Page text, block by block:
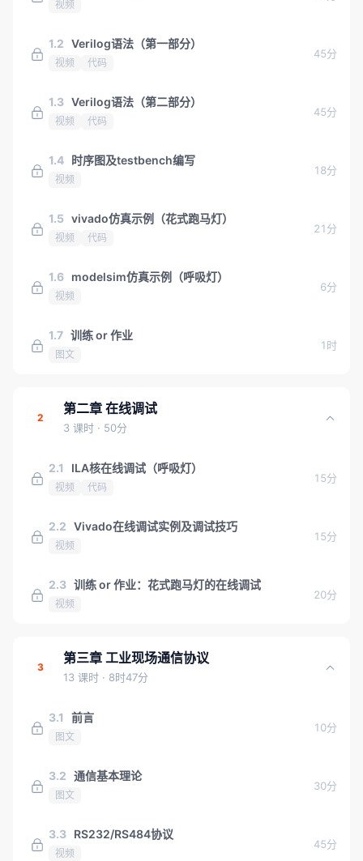
视频
1.2 Verilog语法（第一部分）
视频 代码
45分
1.3 Verilog语法（第二部分）
视频 代码
45分
1.4 时序图及testbench编写
视频
18分
1.5 vivado仿真示例（花式跑马灯）
视频 代码
21分
1.6 modelsim仿真示例（呼吸灯）
视频
6分
1.7 训练 or 作业
图文
1时
2
第二章 在线调试
3 课时 · 50分
2.1 ILA核在线调试（呼吸灯）
视频 代码
15分
2.2 Vivado在线调试实例及调试技巧
视频
15分
2.3 训练 or 作业：花式跑马灯的在线调试
视频
20分
3
第三章 工业现场通信协议
13 课时 · 8时47分
3.1 前言
图文
10分
3.2 通信基本理论
图文
30分
3.3 RS232/RS484协议
视频
45分